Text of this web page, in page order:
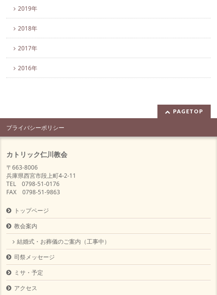
2019年
2018年
2017年
2016年
PAGETOP
プライバシーポリシー
カトリック仁川教会
〒663-8006
兵庫県西宮市段上町4-2-11
TEL 0798-51-0176
FAX 0798-51-9863
トップページ
教会案内
結婚式・お葬儀のご案内（工事中）
司祭メッセージ
ミサ・予定
アクセス